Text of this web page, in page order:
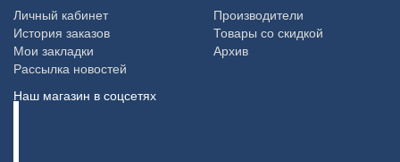
Личный кабинет
История заказов
Мои закладки
Рассылка новостей
Производители
Товары со скидкой
Архив
Наш магазин в соцсетях